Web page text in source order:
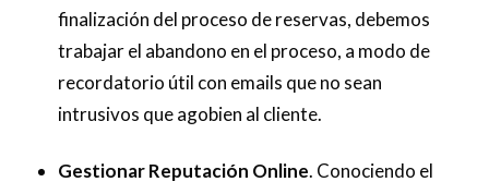
finalización del proceso de reservas, debemos
trabajar el abandono en el proceso, a modo de
recordatorio útil con emails que no sean
intrusivos que agobien al cliente.
Gestionar Reputación Online. Conociendo el